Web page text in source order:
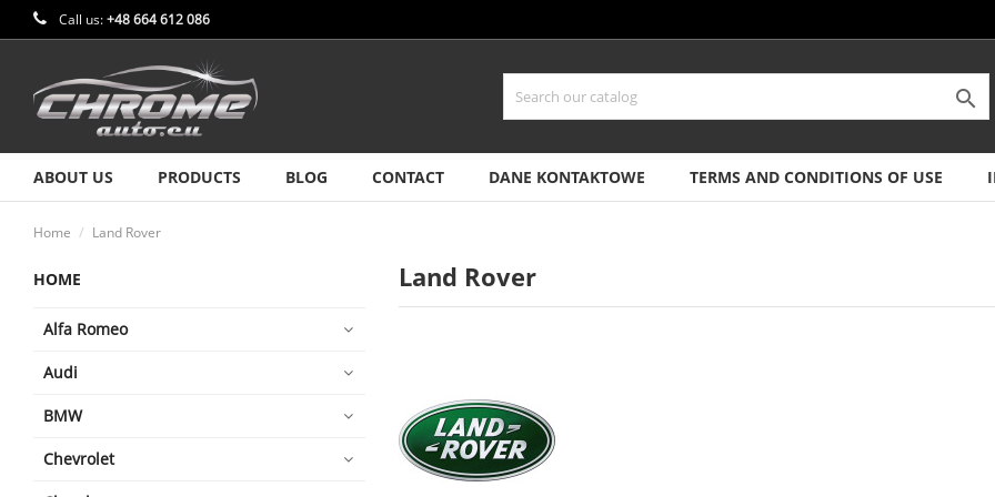
Call us:+48 664 612 086

ABOUT US PRODUCTS BLOG CONTACT DANE KONTAKTOWE TERMS AND CONDITIONS OF USE
Home Land Rover
HOME
Alfa Romeo
Audi
BMW
Chevrolet
Land Rover